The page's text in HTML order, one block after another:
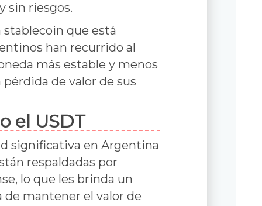
sin riesgos.
stablecoin que está
han recurrido al
más estable y menos
de valor de sus
el USDT
significativa en Argentina
respaldadas por
lo que les brinda un
de mantener el valor de